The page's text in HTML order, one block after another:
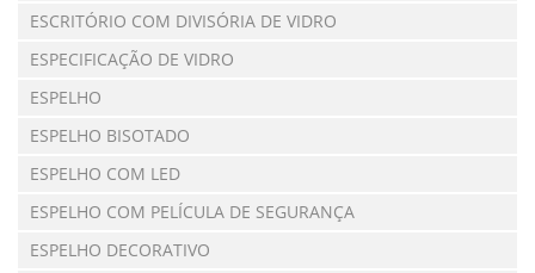
ESCRITÓRIO COM DIVISÓRIA DE VIDRO
ESPECIFICAÇÃO DE VIDRO
ESPELHO
ESPELHO BISOTADO
ESPELHO COM LED
ESPELHO COM PELÍCULA DE SEGURANÇA
ESPELHO DECORATIVO